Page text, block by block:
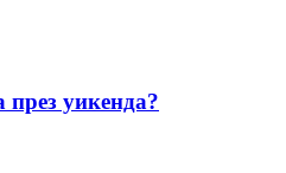
уикенда?